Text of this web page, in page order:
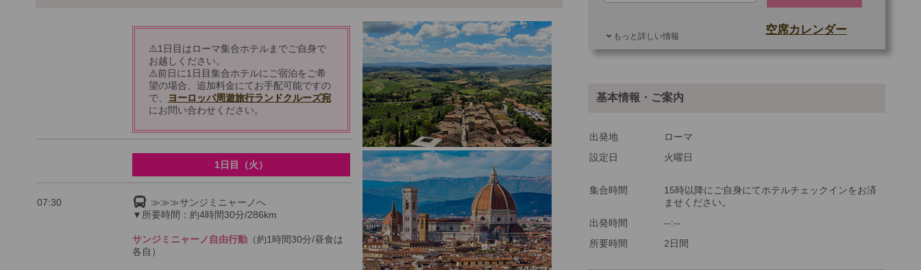
⚠️1日目はローマ集合ホテルまでご自身で
お越しください。
⚠️前日に1日目集合ホテルにご宿泊をご希
望の場合、追加料金にてお手配可能ですの
で、
ヨーロッパ周遊旅行ランドクルーズ宛
にお問い合わせください。
1日目（火）
07:30
≫≫≫サンジミニャーノへ
▼所要時間：約4時間30分/286km
サンジミニャーノ自由行動 （約1時間30分/昼食は
各自）
もっと詳しい情報
空席カレンダー
最少催行人数
基本情報・ご案内
出発地
ローマ
設定日
火曜日
集合時間
15時以降にご自身にてホテルチェックインをお済
ませください。
出発時間
‐‐:‐‐
所要時間
2日間